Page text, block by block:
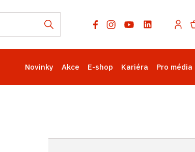
Novinky Akce E-shop Kariéra Pro média